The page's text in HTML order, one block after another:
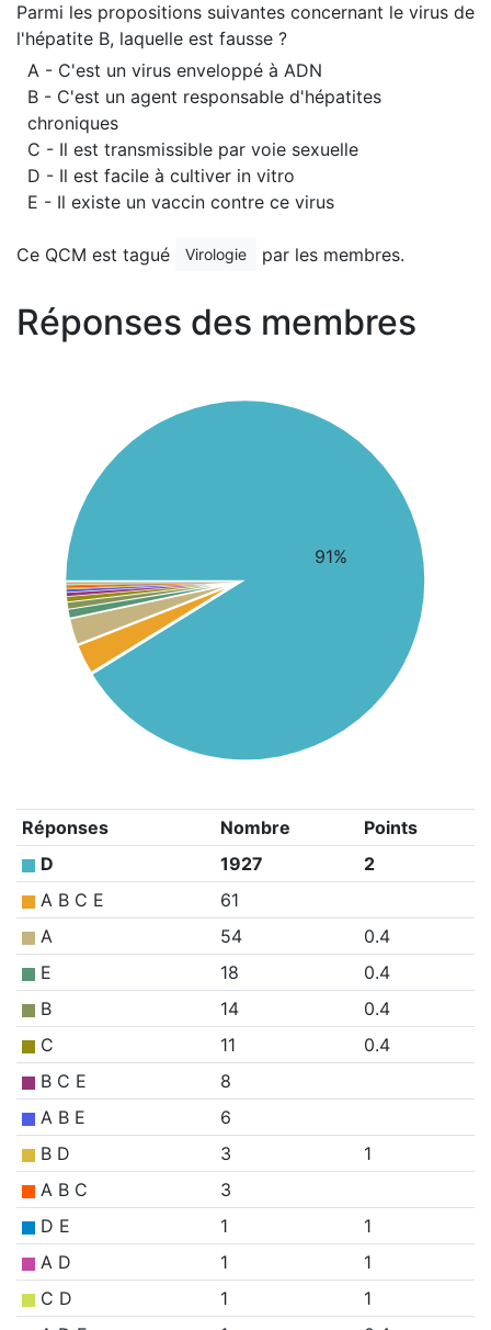
Parmi les propositions suivantes concernant le virus de
l'hépatite B, laquelle est fausse ?
A - C'est un virus enveloppé à ADN
B - C'est un agent responsable d'hépatites
chroniques
C - Il est transmissible par voie sexuelle
D - Il est facile à cultiver in vitro
E - Il existe un vaccin contre ce virus
Ce QCM est tagué Virologie par les membres.
Réponses des membres
91%
Réponses Nombre
Points
D
1927
2
A B C E
61
A
54
0.4
E
18
0.4
B
14
0.4
C
11
0.4
B C E
8
A B E
6
B D
3
1
A B C
3
D E
1
1
A D
1
1
C D
1
1